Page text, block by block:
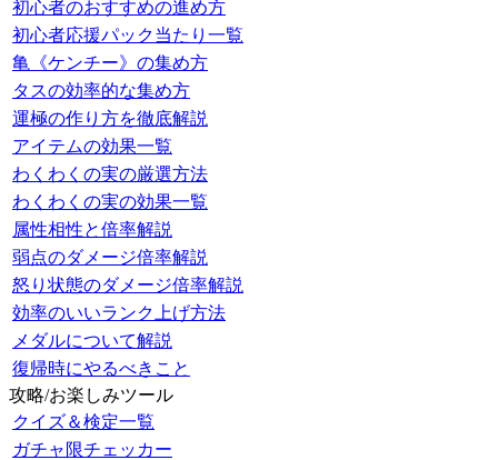
初心者のおすすめの進め方
初心者応援パック当たり一覧
亀《ケンチー》の集め方
タスの効率的な集め方
運極の作り方を徹底解説
アイテムの効果一覧
わくわくの実の厳選方法
わくわくの実の効果一覧
属性相性と倍率解説
弱点のダメージ倍率解説
怒り状態のダメージ倍率解説
効率のいいランク上げ方法
メダルについて解説
復帰時にやるべきこと
攻略/お楽しみツール
クイズ＆検定一覧
ガチャ限チェッカー